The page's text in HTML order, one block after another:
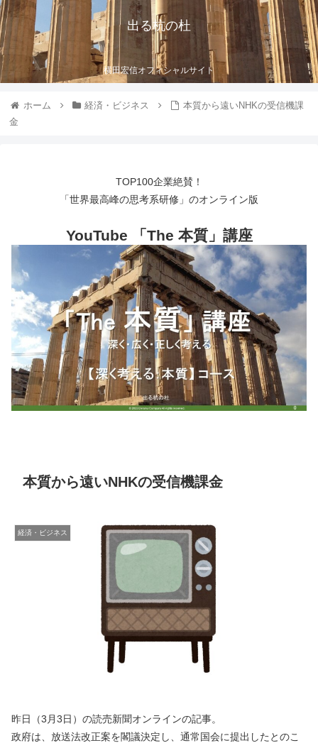
出る杭の杜
横田宏信オフィシャルサイト
ホーム 経済・ビジネス
本質から遠いNHKの受信機課
金
TOP100企業絶賛！
「世界最高峰の思考系研修」のオンライン版
YouTube 「The 本質」講座
本質から遠いNHKの受信機課金
経済・ビジネス
昨日（3月3日）の読売新聞オンラインの記事。
政府は、放送法改正案を閣議決定し、通常国会に提出したとのこ